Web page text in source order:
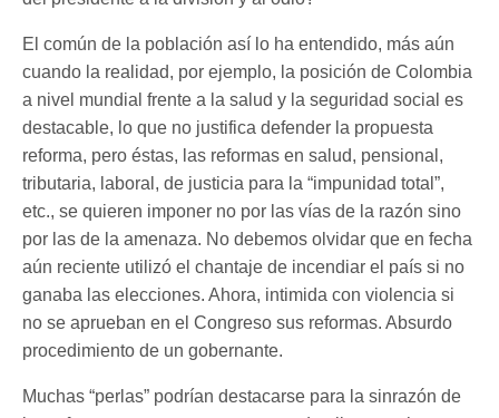
El común de la población así lo ha entendido, más aún
cuando la realidad, por ejemplo, la posición de Colombia
a nivel mundial frente a la salud y la seguridad social es
destacable, lo que no justifica defender la propuesta
reforma, pero éstas, las reformas en salud, pensional,
tributaria, laboral, de justicia para la “impunidad total”,
etc., se quieren imponer no por las vías de la razón sino
por las de la amenaza. No debemos olvidar que en fecha
aún reciente utilizó el chantaje de incendiar el país si no
ganaba las elecciones. Ahora, intimida con violencia si
no se aprueban en el Congreso sus reformas. Absurdo
procedimiento de un gobernante.
Muchas “perlas” podrían destacarse para la sinrazón de